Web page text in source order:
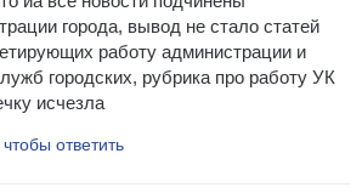
города, вывод не стало статей
работу администрации и
городских, рубрика про работу УК
исчезла
ответить